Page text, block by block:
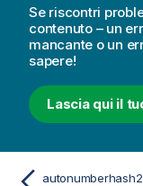
Se riscontri
contenuto – un
mancante o un
sapere!
Lascia qui il